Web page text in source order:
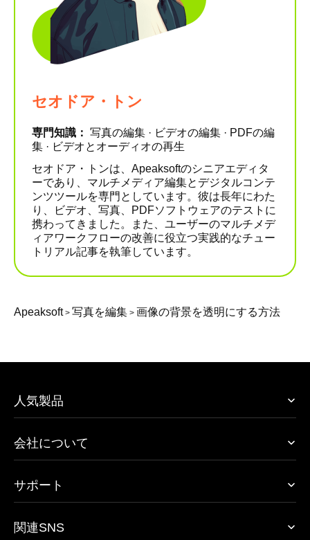
セオドア・トン
専門知識： 写真の編集 · ビデオの編集 · PDFの編
集 · ビデオとオーディオの再生
セオドア・トンは、Apeaksoftのシニアエディタ
ーであり、マルチメディア編集とデジタルコンテ
ンツツールを専門としています。彼は長年にわた
り、ビデオ、写真、PDFソフトウェアのテストに
携わってきました。また、ユーザーのマルチメデ
ィアワークフローの改善に役立つ実践的なチュー
トリアル記事を執筆しています。
Apeaksoft> 写真を編集 > 画像の背景を透明にする方法
人気製品
会社について
サポート
関連SNS